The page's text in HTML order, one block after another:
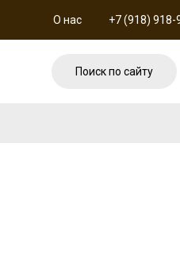
О нас +7 (918) 918-
Поиск по сайту